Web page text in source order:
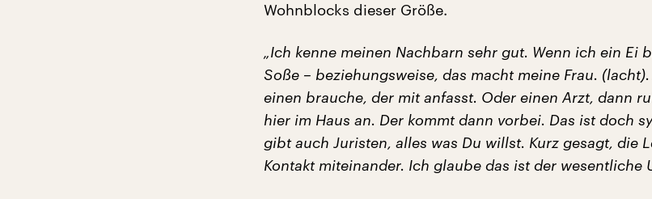
Wohnblocks dieser Größe.
„Ich kenne meinen Nachbarn sehr gut. Wenn ich ein Ei
Soße – beziehungsweise, das macht meine Frau.
einen brauche, der mit anfasst. Oder einen Arzt, dann
hier im Haus an. Der kommt dann vorbei. Das ist doch
gibt auch Juristen, alles was Du willst. Kurz gesagt, die
Kontakt miteinander. Ich glaube das ist der wesentliche